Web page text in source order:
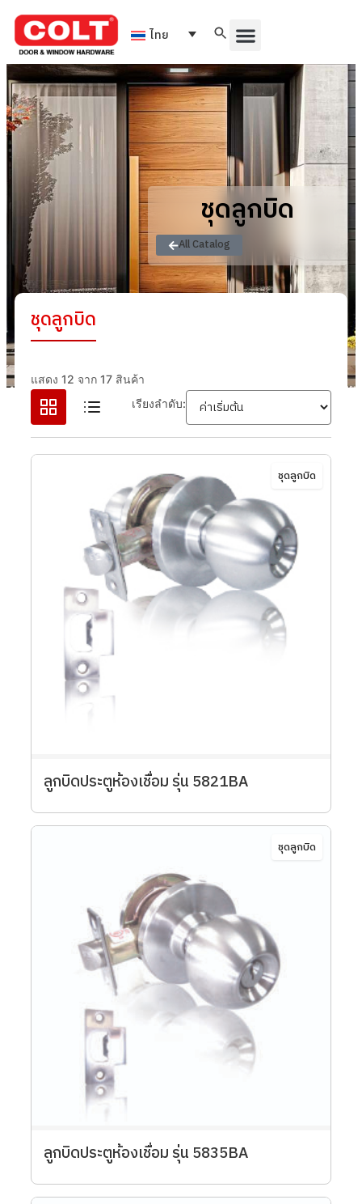
ไทย
ชุดลูกบิด
All Catalog
ชุดลูกบิด
แสดง 12 จาก 17 สินค้า
เรียงลำดับ:
ชุดลูกบิด
ลูกบิดประตูห้องเชื่อม รุ่น 5821BA
ชุดลูกบิด
ลูกบิดประตูห้องเชื่อม รุ่น 5835BA